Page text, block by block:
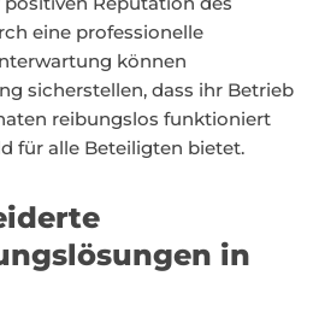
eine professionelle
können
sicherstellen, dass ihr Betrieb
reibungslos funktioniert
für alle Beteiligten bietet.
in